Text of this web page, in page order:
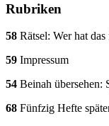
Rubriken
58 Rätsel: Wer hat
59 Impressum
54 Beinah übersehen:
68 Fünfzig Hefte